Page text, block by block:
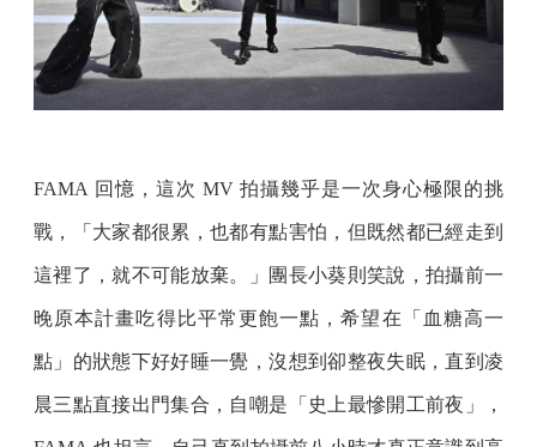
FAMA 回憶，這次 MV 拍攝幾乎是一次身心極限的挑
戰，「大家都很累，也都有點害怕，但既然都已經走到
這裡了，就不可能放棄。」團長小葵則笑說，拍攝前一
晚原本計畫吃得比平常更飽一點，希望在「血糖高一
點」的狀態下好好睡一覺，沒想到卻整夜失眠，直到凌
晨三點直接出門集合，自嘲是「史上最慘開工前夜」，